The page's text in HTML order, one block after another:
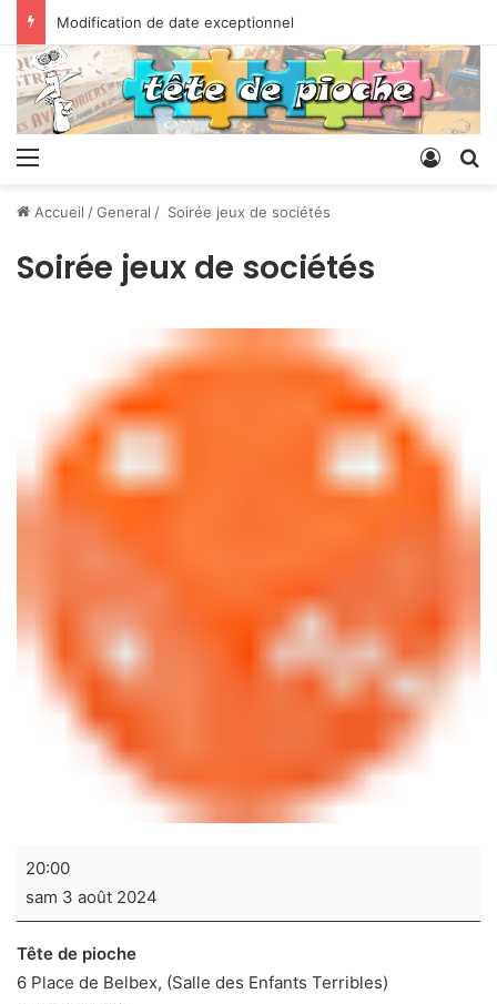
Modification de date exceptionnel
Menu
Accueil /General / Soirée jeux de sociétés
Soirée jeux de sociétés
Soirée
de
sociétés
20:00
sam 3 août 2024
Tête de pioche
6 Place de Belbex (Salle des Enfants Terribles)